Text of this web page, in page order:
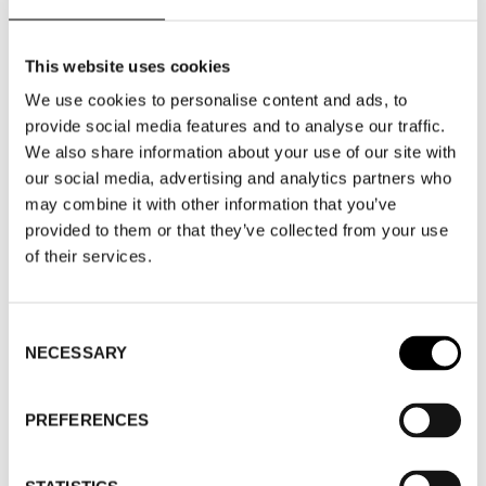
This website uses cookies
We use cookies to personalise content and ads, to
provide social media features and to analyse our traffic.
We also share information about your use of our site with
our social media, advertising and analytics partners who
may combine it with other information that you’ve
provided to them or that they’ve collected from your use
of their services.
Selection
NECESSARY
PREFERENCES
WHEREFashion Week Trade (Stockholm Showroom)
ADRESSAugustendalsvägen 7, Nacka strand
SHOWROOM / STAND:833
10 aug 2026 - 14 aug 2026